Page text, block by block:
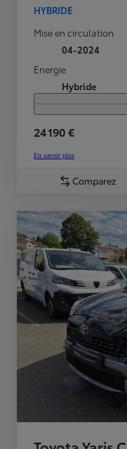
HYBRIDE
Mise en circulation
04-2024
Energie
Hybride
24 190 €
En savoir plus
Comparez